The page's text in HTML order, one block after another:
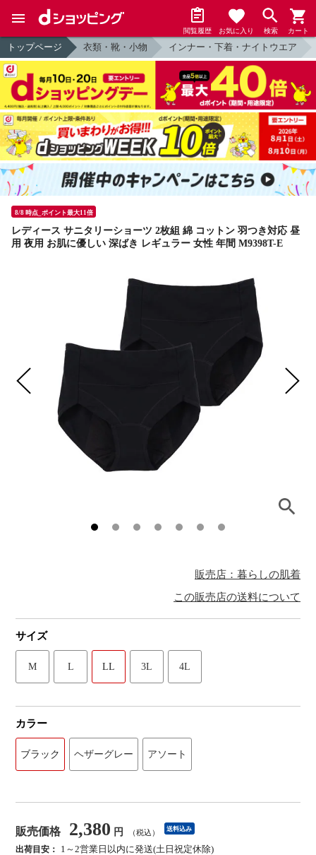
閲覧履歴 お気に入り 検索 カート
トップページ 衣類・靴・小物 インナー・下着・ナイトウエア
8/8 時点_ポイント最大11倍
レディース サニタリーショーツ 2枚組 綿 コットン 羽つき対応 昼
用 夜用 お肌に優しい 深ばき レギュラー 女性 年間 M9398T-E
販売店：暮らしの肌着
この販売店の送料について
サイズ
M L LL 3L 4L
カラー
ブラック ヘザーグレー アソート
販売価格 2,380 円 （税込） 送料込み
出荷目安：
1～2営業日以内に発送(土日祝定休除)